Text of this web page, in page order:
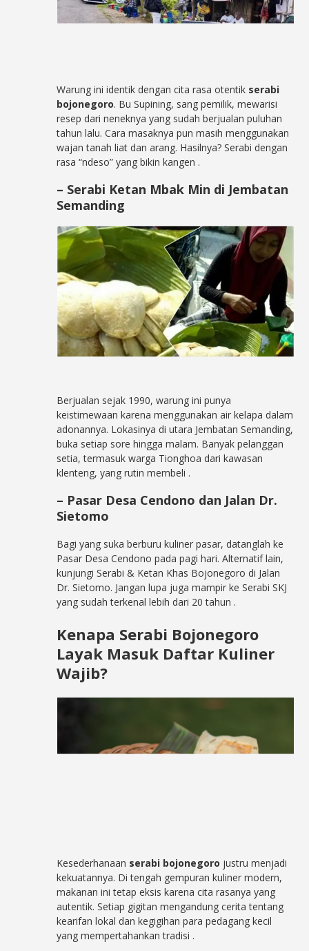
Warung ini identik dengan cita rasa otentik serabi
bojonegoro. Bu Supining, sang pemilik, mewarisi
resep dari neneknya yang sudah berjualan puluhan
tahun lalu. Cara masaknya pun masih menggunakan
wajan tanah liat dan arang. Hasilnya? Serabi dengan
rasa “ndeso” yang bikin kangen .
– Serabi Ketan Mbak Min di Jembatan
Semanding
Berjualan sejak 1990, warung ini punya
keistimewaan karena menggunakan air kelapa dalam
adonannya. Lokasinya di utara Jembatan Semanding,
buka setiap sore hingga malam. Banyak pelanggan
setia, termasuk warga Tionghoa dari kawasan
klenteng, yang rutin membeli .
– Pasar Desa Cendono dan Jalan Dr.
Sietomo
Bagi yang suka berburu kuliner pasar, datanglah ke
Pasar Desa Cendono pada pagi hari. Alternatif lain,
kunjungi Serabi & Ketan Khas Bojonegoro di Jalan
Dr. Sietomo. Jangan lupa juga mampir ke Serabi SKJ
yang sudah terkenal lebih dari 20 tahun .
Kenapa Serabi Bojonegoro
Layak Masuk Daftar Kuliner
Wajib?
Kesederhanaan serabi bojonegoro justru menjadi
kekuatannya. Di tengah gempuran kuliner modern,
makanan ini tetap eksis karena cita rasanya yang
autentik. Setiap gigitan mengandung cerita tentang
kearifan lokal dan kegigihan para pedagang kecil
yang mempertahankan tradisi .